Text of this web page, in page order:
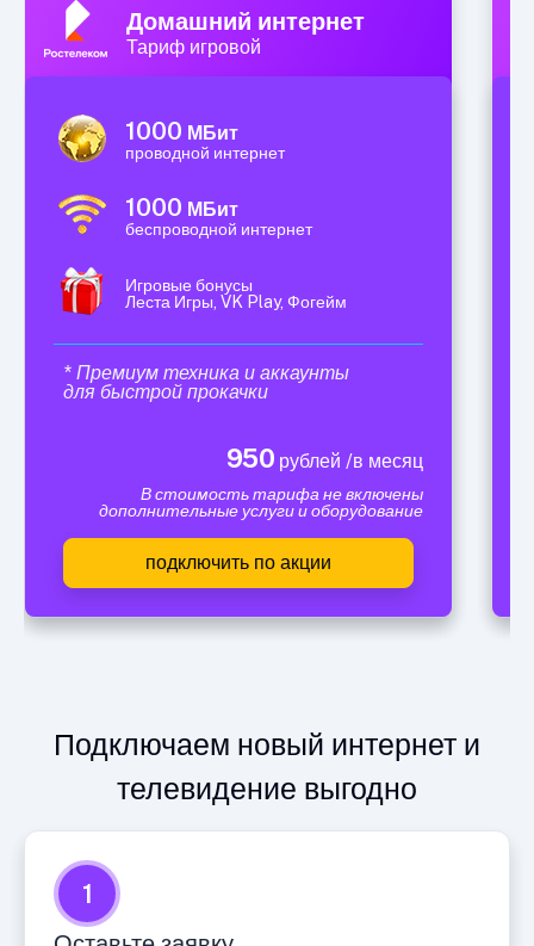
Домашний интернет
Тариф игровой
1000 МБит
проводной интернет
1000 МБит
беспроводной интернет
Игровые бонусы
Леста Игры, VK Play, Фогейм
* Премиум техника и аккаунты
для быстрой прокачки
950 рублей /в месяц
В стоимость тарифа не включены
дополнительные услуги и оборудование
подключить по акции
Подключаем новый интернет и
телевидение выгодно
1